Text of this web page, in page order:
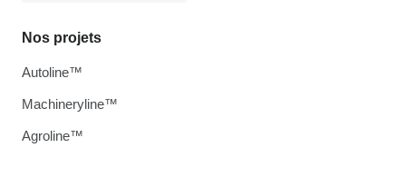
Nos projets
Autoline™
Machineryline™
Agroline™